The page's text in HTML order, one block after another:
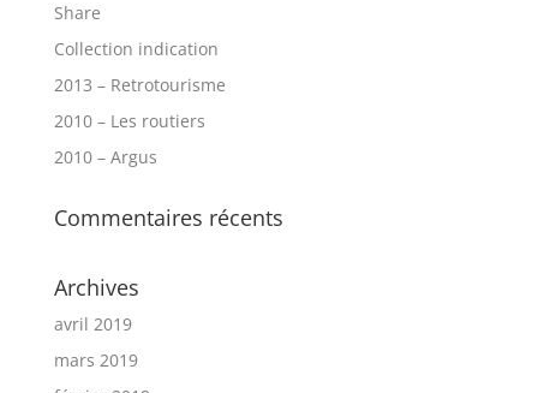
Share
Collection indication
2013 – Retrotourisme
2010 – Les routiers
2010 – Argus
Commentaires récents
Archives
avril 2019
mars 2019